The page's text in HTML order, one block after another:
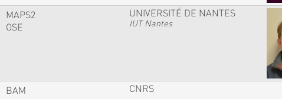
MAPS2
OSE
UNIVERSITÉ DE NANTES
IUT Nantes
BAM CNRS